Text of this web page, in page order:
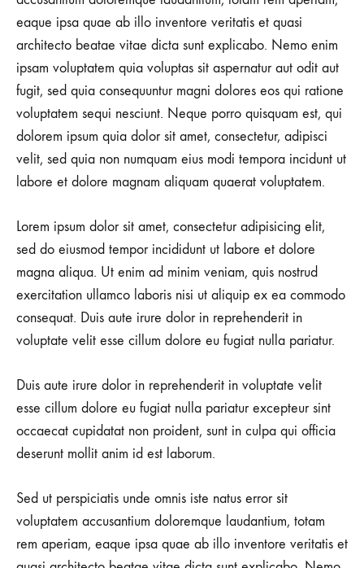
eaque ipsa quae ab illo inventore veritatis et quasi
architecto beatae vitae dicta sunt explicabo. Nemo enim
ipsam voluptatem quia voluptas sit aspernatur aut odit aut
fugit, sed quia consequuntur magni dolores eos qui ratione
voluptatem sequi nesciunt. Neque porro quisquam est, qui
dolorem ipsum quia dolor sit amet, consectetur, adipisci
velit, sed quia non numquam eius modi tempora incidunt ut
labore et dolore magnam aliquam quaerat voluptatem.
Lorem ipsum dolor sit amet, consectetur adipisicing elit,
sed do eiusmod tempor incididunt ut labore et dolore
magna aliqua. Ut enim ad minim veniam, quis nostrud
exercitation ullamco laboris nisi ut aliquip ex ea commodo
consequat. Duis aute irure dolor in reprehenderit in
voluptate velit esse cillum dolore eu fugiat nulla pariatur.
Duis aute irure dolor in reprehenderit in voluptate velit
esse cillum dolore eu fugiat nulla pariatur excepteur sint
occaecat cupidatat non proident, sunt in culpa qui officia
deserunt mollit anim id est laborum.
Sed ut perspiciatis unde omnis iste natus error sit
voluptatem accusantium doloremque laudantium, totam
rem aperiam, eaque ipsa quae ab illo inventore veritatis et